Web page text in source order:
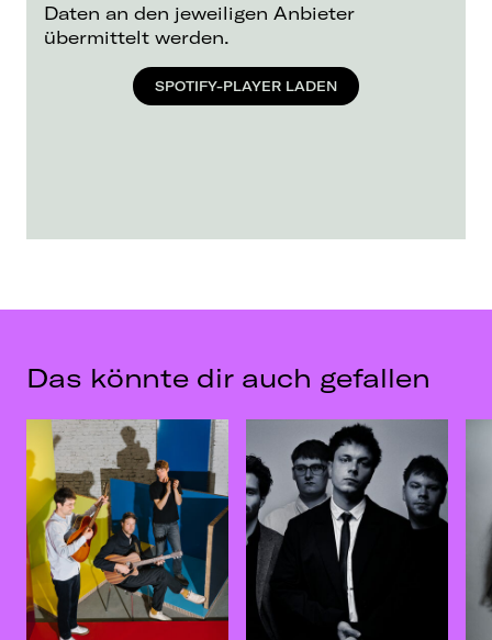
Daten an den jeweiligen Anbieter
übermittelt werden.
SPOTIFY-PLAYER LADEN
Das könnte dir auch gefallen